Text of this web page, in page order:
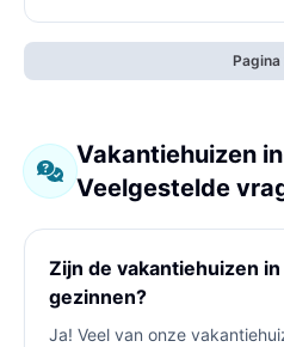
Pagina
Vakantiehuizen
Veelgestelde
Zijn de vakantiehuizen
gezinnen?
Ja! Veel van onze